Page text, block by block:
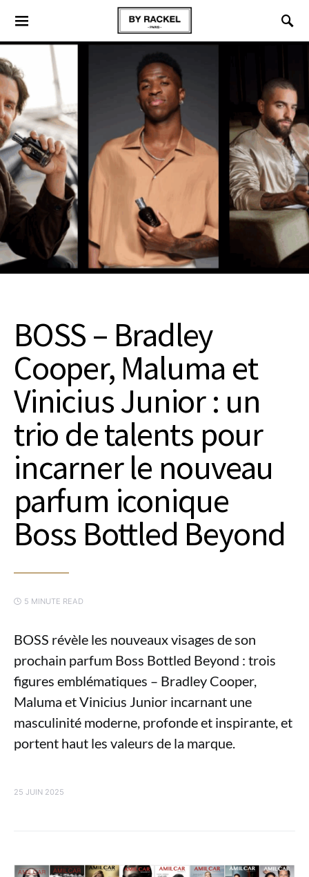
BOSS – Bradley
Cooper, Maluma et
Vinicius Junior : un
trio de talents pour
incarner le nouveau
parfum iconique
Boss Bottled Beyond
5 MINUTE READ
BOSS révèle les nouveaux visages de son
prochain parfum Boss Bottled Beyond : trois
figures emblématiques – Bradley Cooper,
Maluma et Vinicius Junior incarnant une
masculinité moderne, profonde et inspirante, et
portent haut les valeurs de la marque.
25 JUIN 2025